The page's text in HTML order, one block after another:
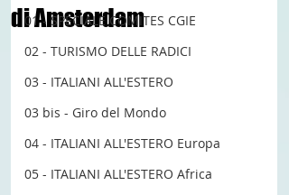
01 - SPECIALE COMITES CGIE
02 - TURISMO DELLE RADICI
03 - ITALIANI ALL'ESTERO
03 bis - Giro del Mondo
04 - ITALIANI ALL'ESTERO Europa
05 - ITALIANI ALL'ESTERO Africa
di Amsterdam